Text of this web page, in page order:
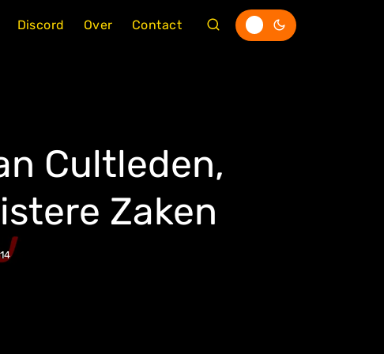
Discord Over Contact
Cultleden,
Zaken